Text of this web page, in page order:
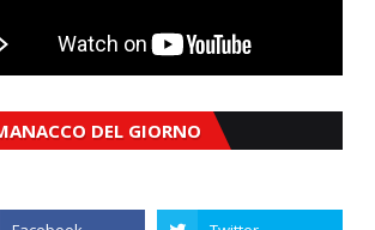
DEL GIORNO